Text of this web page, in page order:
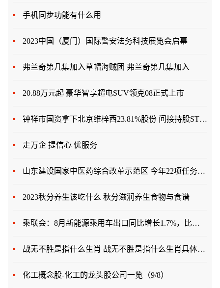
手机同步功能有什么用
2023中国（厦门）国际警安法务科技展览会启幕
弗兰奇第几集加入草帽海贼团 弗兰奇第几集加入
20.88万元起 豪华智享超电SUV领克08正式上市
钟祥市国资拿下北京维梓西23.81%股份 间接持股ST曙光
走万企 提信心 优服务
山东建设国家中医药综合改革示范区 今年22项任务全部超过序时进度
2023秋分养生该吃什么 秋分滋润养生食物与食谱
乘联会：8月新能源乘用车出口同比增长1.7%，比亚迪汽车在东南亚逐步领军
战无不胜是指什么生肖 战无不胜是指什么生肖具体是什么生肖呢
化工概念股-化工的龙头股公司一览（9/8）